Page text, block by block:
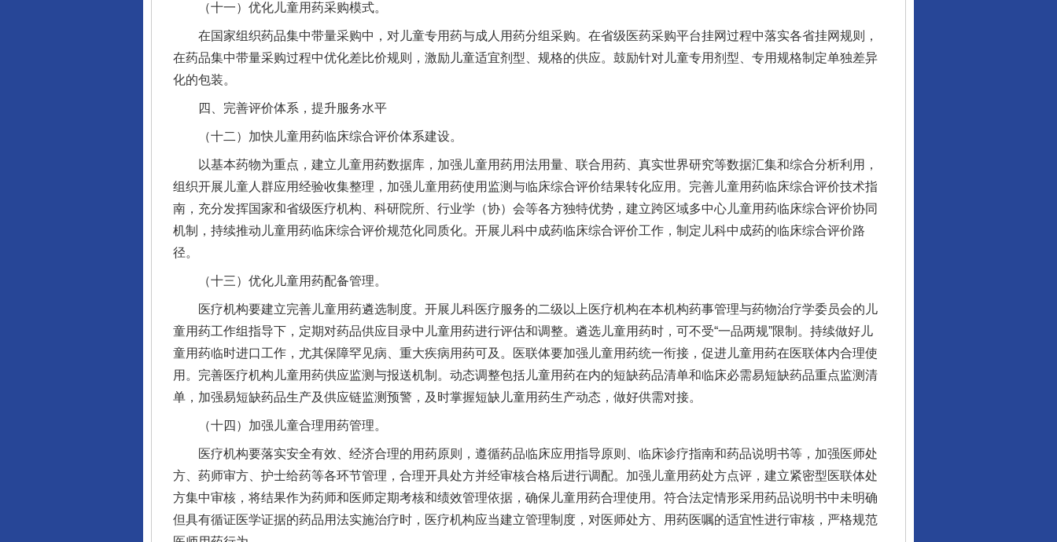
（十一）优化儿童用药采购模式。
在国家组织药品集中带量采购中，对儿童专用药与成人用药分组采购。在省级医药采购平台挂网过程中落实各省挂网规则，
在药品集中带量采购过程中优化差比价规则，激励儿童适宜剂型、规格的供应。鼓励针对儿童专用剂型、专用规格制定单独差异
化的包装。
四、完善评价体系，提升服务水平
（十二）加快儿童用药临床综合评价体系建设。
以基本药物为重点，建立儿童用药数据库，加强儿童用药用法用量、联合用药、真实世界研究等数据汇集和综合分析利用，
组织开展儿童人群应用经验收集整理，加强儿童用药使用监测与临床综合评价结果转化应用。完善儿童用药临床综合评价技术指
南，充分发挥国家和省级医疗机构、科研院所、行业学（协）会等各方独特优势，建立跨区域多中心儿童用药临床综合评价协同
机制，持续推动儿童用药临床综合评价规范化同质化。开展儿科中成药临床综合评价工作，制定儿科中成药的临床综合评价路
径。
（十三）优化儿童用药配备管理。
医疗机构要建立完善儿童用药遴选制度。开展儿科医疗服务的二级以上医疗机构在本机构药事管理与药物治疗学委员会的儿
童用药工作组指导下，定期对药品供应目录中儿童用药进行评估和调整。遴选儿童用药时，可不受“一品两规”限制。持续做好儿
童用药临时进口工作，尤其保障罕见病、重大疾病用药可及。医联体要加强儿童用药统一衔接，促进儿童用药在医联体内合理使
用。完善医疗机构儿童用药供应监测与报送机制。动态调整包括儿童用药在内的短缺药品清单和临床必需易短缺药品重点监测清
单，加强易短缺药品生产及供应链监测预警，及时掌握短缺儿童用药生产动态，做好供需对接。
（十四）加强儿童合理用药管理。
医疗机构要落实安全有效、经济合理的用药原则，遵循药品临床应用指导原则、临床诊疗指南和药品说明书等，加强医师处
方、药师审方、护士给药等各环节管理，合理开具处方并经审核合格后进行调配。加强儿童用药处方点评，建立紧密型医联体处
方集中审核，将结果作为药师和医师定期考核和绩效管理依据，确保儿童用药合理使用。符合法定情形采用药品说明书中未明确
但具有循证医学证据的药品用法实施治疗时，医疗机构应当建立管理制度，对医师处方、用药医嘱的适宜性进行审核，严格规范